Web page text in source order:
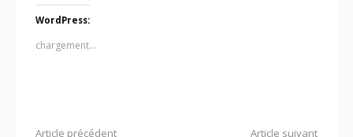
WordPress:
chargement…
Article précédent Article suivant